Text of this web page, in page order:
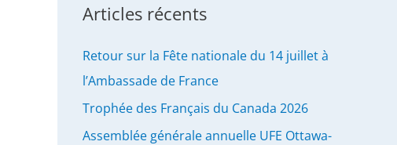
Articles récents
Retour sur la Fête nationale du 14 juillet à
l’Ambassade de France
Trophée des Français du Canada 2026
Assemblée générale annuelle UFE Ottawa-